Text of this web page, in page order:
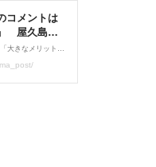
コメントは
屋久島町
スト 鹿児 国会議員への贈答で多額の交付金「大きなメリット」 荒木町長「反省」から一転 高額贈答は「妥当」と議会答弁屋久島町長の交際費問題について答弁する荒木耕治町長(2022年9月13日、屋久島町議会) 屋久島町の荒木耕治町長が自身の裁量で支出できる交際費を使い、過去5年間